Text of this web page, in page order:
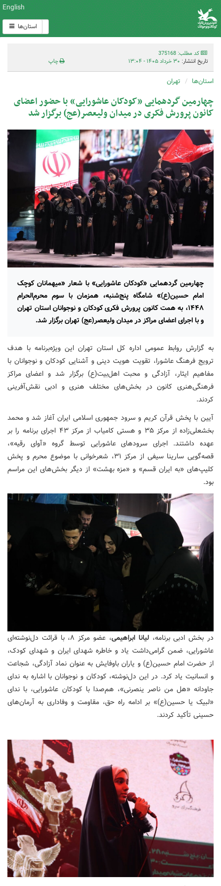
English
استان‌ها
کد مطلب: 375168
تاریخ انتشار: ۳۰ خرداد ۱۴۰۵ - ۱۳:۰۴ چاپ
استان‌ها تهران
چهارمین گردهمایی «کودکان عاشورایی» با حضور اعضای
کانون پرورش فکری در میدان ولیعصر(عج) برگزار شد
چهارمین گردهمایی «کودکان عاشورایی» با شعار «میهمانان کوچک
امام حسین(ع)» شامگاه پنج‌شنبه، همزمان با سوم محرم‌الحرام
۱۴۴۸، به همت کانون پرورش فکری کودکان و نوجوانان استان تهران
و با اجرای اعضای مراکز در میدان ولیعصر(عج) تهران برگزار شد.
به گزارش روابط عمومی اداره کل استان تهران این ویژه‌برنامه با هدف
ترویج فرهنگ عاشورا، تقویت هویت دینی و آشنایی کودکان و نوجوانان با
مفاهیم ایثار، آزادگی و محبت اهل‌بیت(ع) برگزار شد و اعضای مراکز
فرهنگی‌هنری کانون در بخش‌های مختلف هنری و ادبی نقش‌آفرینی
کردند.
آیین با پخش قرآن کریم و سرود جمهوری اسلامی ایران آغاز شد و محمد
بخشعلی‌زاده از مرکز ۳۵ و هستی کامیاب از مرکز ۴۳ اجرای برنامه را بر
عهده داشتند. اجرای سرودهای عاشورایی توسط گروه «آوای رقیه»،
قصه‌گویی سارینا سیفی از مرکز ۳۱، شعرخوانی با موضوع محرم و پخش
کلیپ‌های «به ایران قسم» و «مزه بهشت» از دیگر بخش‌های این مراسم
بود.
در بخش ادبی برنامه،لیانا ابراهیمی
، عضو مرکز ۸، با قرائت دل‌نوشته‌ای
عاشورایی، ضمن گرامی‌داشت یاد و خاطره شهدای ایران و شهدای کودک،
از حضرت امام حسین(ع) و یاران باوفایش به عنوان نماد آزادگی، شجاعت
و انسانیت یاد کرد. در این دل‌نوشته، کودکان و نوجوانان با اشاره به ندای
جاودانه «هل من ناصر ینصرنی»، هم‌صدا با کودکان عاشورایی، با ندای
«لبیک یا حسین(ع)» بر ادامه راه حق، مقاومت و وفاداری به آرمان‌های
حسینی تأکید کردند.